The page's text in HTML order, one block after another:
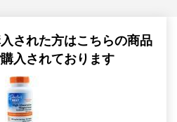
された方はこちらの商品
入されております